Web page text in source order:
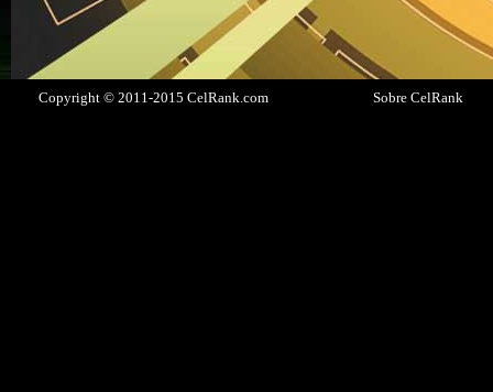
Copyright © 2011-2015 CelRank.com Sobre CelRank